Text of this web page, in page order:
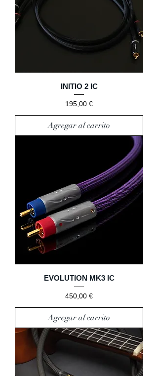
INITIO 2 IC
Precio
195,00 €
Agregar al carrito
EVOLUTION MK3 IC
Precio
450,00 €
Agregar al carrito